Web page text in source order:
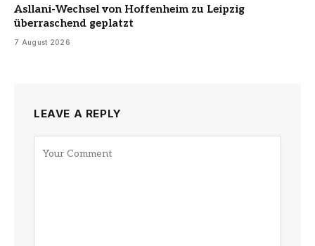
Asllani-Wechsel von Hoffenheim zu Leipzig
überraschend geplatzt
7 August 2026
LEAVE A REPLY